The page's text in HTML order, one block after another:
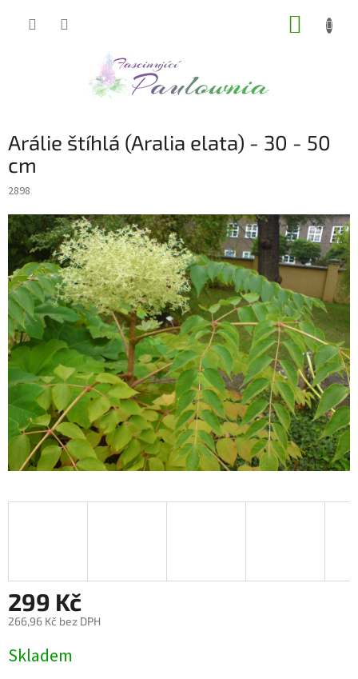
Arálie štíhlá (Aralia elata) - 30 - 50
cm
2898
299 Kč
266,96 Kč bez DPH
cena:
Skladem